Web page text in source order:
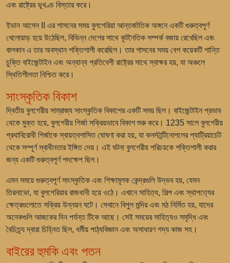
এবং রাষ্ট্রের ভূখণ্ড বিস্তার করে।
ইভান আসেন II এর শাসনের সময় বুলগেরিয়া আন্তর্জাতিক অঙ্গনে একটি গুরুত্বপূর্ণ
খেলোয়াড় হয়ে উঠেছিল, বিভিন্ন দেশের সাথে কূটনৈতিক সম্পর্ক বজায় রেখেছিল এবং
বালকান এ তার অবস্থান শক্তিশালী করেছিল। তার শাসনের সময় বেশ কয়েকটি শান্তি
চুক্তি বাইজেন্টাইন এবং অন্যান্য প্রতিবেশী রাষ্ট্রের সাথে স্বাক্ষর হয়, যা অঞ্চলে
স্থিতিশীলতা নিশ্চিত করে।
সাংস্কৃতিক বিকাশ
দ্বিতীয় বুলগেরীয় সাম্রাজ্য সাংস্কৃতিক বিকাশের একটি সময় ছিল। বাইজেন্টাইন প্রভাব
থেকে মুক্ত হয়ে, বুলগেরীয় গির্জা সক্রিয়ভাবে বিকাশ শুরু করে। 1235 সালে বুলগেরীয়
প্রথাবিরোধী গির্জাকে স্বায়ত্বশাসিত ঘোষণা করা হয়, যা কনস্টান্টিনোপলের প্যাট্রিয়ার্চেট
থেকে সম্পূর্ণ স্বাধীনতার ইঙ্গিত দেয়। এই ঘটনা বুলগেরীয় পরিচয়কে শক্তিশালী করার
জন্য একটি গুরুত্বপূর্ণ পদক্ষেপ ছিল।
এমন সময়ে গুরুত্বপূর্ণ সাংস্কৃতিক এবং শিক্ষামূলক কেন্দ্রগুলি উদ্ভব হয়, যেমন
তিরনাভো, যা বুলগেরিয়ার রাজধানী হয়ে ওঠে। এখানে সাহিত্য, শিল্প এবং স্থাপত্যের
ক্ষেত্রগুলোতে সক্রিয় উন্নয়ন ঘটে। সেখানে বিপুল মন্দির এবং মঠ নির্মিত হয়, যাদের
অনেকগুলি আজকের দিন পর্যন্ত টিকে আছে। সেই সময়ের সাহিত্যও সমৃদ্ধি এবং
বৈচিত্র্য দ্বারা চিহ্নিত ছিল, ধর্মীয় পাঠ্যবিজ্ঞান এবং অসাধারণ গদ্য কাজ সহ।
বাইরের হুমকি এবং পতন